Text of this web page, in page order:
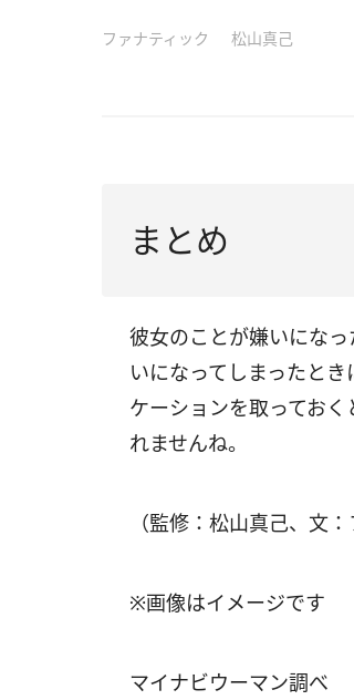
ファナティック 松山真己
まとめ
彼女のことが嫌いにな
いになってしまったと
ケーションを取ってお
れませんね。
（監修：松山真己、文：
※画像はイメージです
マイナビウーマン調べ